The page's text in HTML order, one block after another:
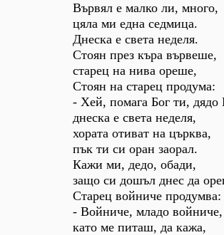
Вървял е малко ли, много,
цяла ми една седмица.
Днеска е света неделя.
Стоян през къра вървеше,
старец на нива ореше,
Стоян на старец продума:
- Хей, помага Бог ти, дядо
днеска е света неделя,
хората отиват на църква,
пък ти си оран заорал.
Кажи ми, дедо, обади,
защо си дошъл днес да
Старец войниче продумва:
- Войниче, младо войниче,
като ме питаш, да кажа,